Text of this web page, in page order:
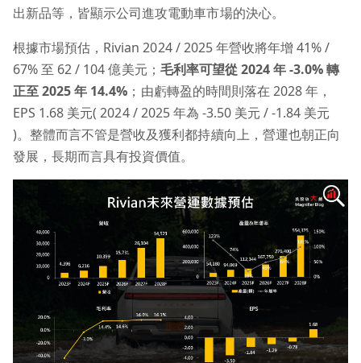
出新品等，皆顯示公司進攻電動車市場的決心。
根據市場預估，Rivian 2024 / 2025 年營收將年增 41% /
67% 至 62 / 104 億美元； 毛利率可望從 2024 年 -3.0% 轉
正至 2025 年 14.4% ；由虧轉盈的時間則落在 2028 年，
EPS 1.68 美元( 2024 / 2025 年為 -3.50 美元 / -1.84 美元
)。整體而言不管是營收及獲利都持續向上，營運也朝正向
發展，長期而言具有投資價值。